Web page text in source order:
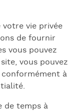
votre vie privée
de fournir
vous pouvez
vous pouvez
conformément à
de temps à